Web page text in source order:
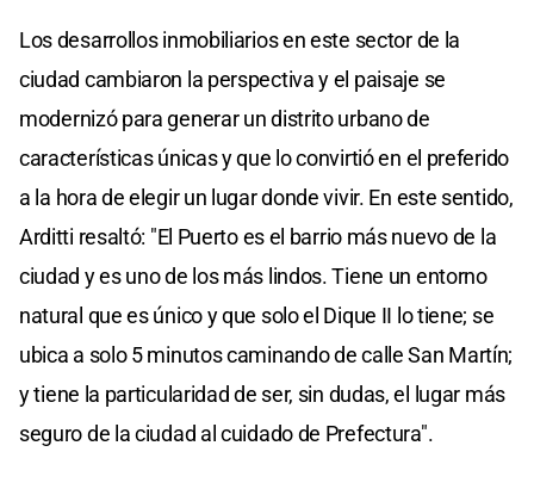
Los desarrollos inmobiliarios en este sector de la
ciudad cambiaron la perspectiva y el paisaje se
modernizó para generar un distrito urbano de
características únicas y que lo convirtió en el preferido
a la hora de elegir un lugar donde vivir. En este sentido,
Arditti resaltó: "El Puerto es el barrio más nuevo de la
ciudad y es uno de los más lindos. Tiene un entorno
natural que es único y que solo el Dique II lo tiene; se
ubica a solo 5 minutos caminando de calle San Martín;
y tiene la particularidad de ser, sin dudas, el lugar más
seguro de la ciudad al cuidado de Prefectura".